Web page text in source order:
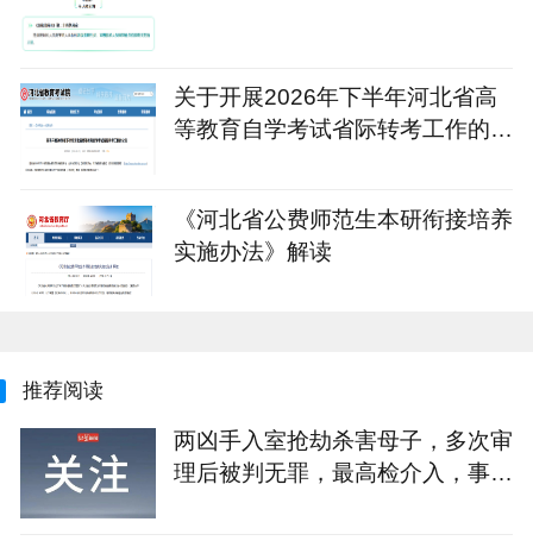
关于开展2026年下半年河北省高
等教育自学考试省际转考工作的公
《河北省公费师范生本研衔接培养
实施办法》解读
推荐阅读
两凶手入室抢劫杀害母子，多次审
理后被判无罪，最高检介入，事发